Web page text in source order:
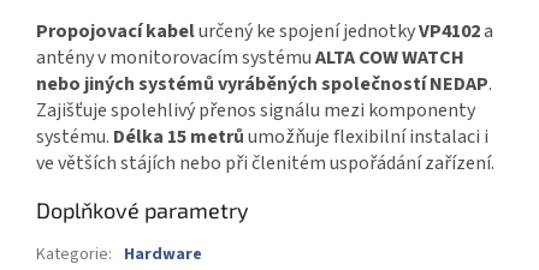
Propojovací kabelurčený ke spojení jednotkyVP4102a
antény v monitorovacím systémuALTA COW WATCH
nebo jiných systémů vyráběných společností NEDAP.
Zajišťuje spolehlivý přenos signálu mezi komponenty
systému. Délka 15 metrůumožňuje flexibilní instalaci i
ve větších stájích nebo při členitém uspořádání zařízení.
Doplňkové parametry
Kategorie: Hardware